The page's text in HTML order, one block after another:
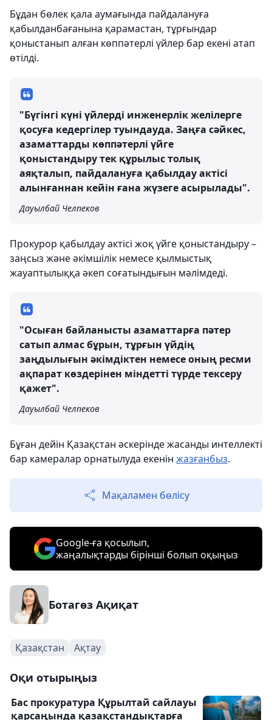
Бұдан бөлек қала аумағында пайдалануға
қабылданбағанына қарамастан, тұрғындар
қоныстанып алған көппәтерлі үйлер бар екені атап
өтілді.
"Бүгінгі күні үйлерді инженерлік желілерге
қосуға кедергілер туындауда. Заңға сәйкес,
азаматтарды көппәтерлі үйге
қоныстандыру тек құрылыс толық
аяқталып, пайдалануға қабылдау актісі
алынғаннан кейін ғана жүзеге асырылады".
Дауылбай Челпеков
Прокурор қабылдау актісі жоқ үйге қоныстандыру –
заңсыз және әкімшілік немесе қылмыстық
жауаптылыққа әкеп соғатындығын мәлімдеді.
"Осыған байланысты азаматтарға пәтер
сатып алмас бұрын, тұрғын үйдің
заңдылығын әкімдіктен немесе оның ресми
ақпарат көздерінен міндетті түрде тексеру
қажет".
Дауылбай Челпеков
Бұған дейін Қазақстан әскерінде жасанды интеллекті
бар камералар орнатылуда екенін жазғанбыз.
Мақаламен бөлісу
Google-ға қосылып,
жаңалықтарды бірінші болып оқыңыз
Ботагөз Ақиқат
Қазақстан Ақтау
Оқи отырыңыз
Бас прокуратура Құрылтай сайлауы
қарсаңында қазақстандықтарға